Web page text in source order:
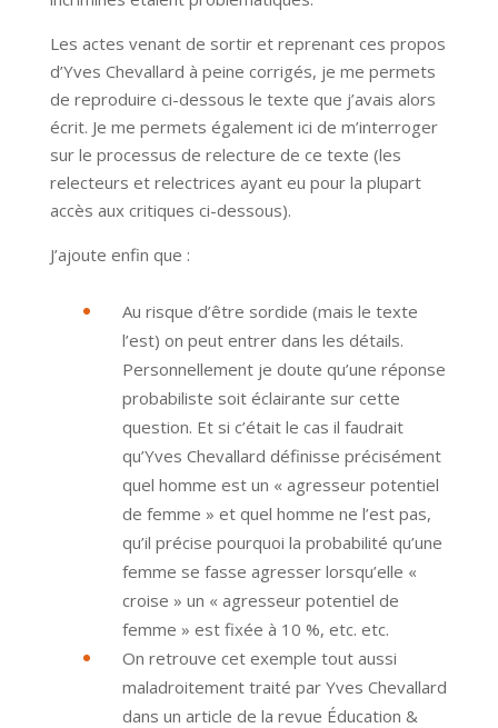
Les actes venant de sortir et reprenant ces propos
d’Yves Chevallard à peine corrigés, je me permets
de reproduire ci-dessous le texte que j’avais alors
écrit. Je me permets également ici de m’interroger
sur le processus de relecture de ce texte (les
relecteurs et relectrices ayant eu pour la plupart
accès aux critiques ci-dessous).
J’ajoute enfin que :
Au risque d’être sordide (mais le texte
l’est) on peut entrer dans les détails.
Personnellement je doute qu’une réponse
probabiliste soit éclairante sur cette
question. Et si c’était le cas il faudrait
qu’Yves Chevallard définisse précisément
quel homme est un « agresseur potentiel
de femme » et quel homme ne l’est pas,
qu’il précise pourquoi la probabilité qu’une
femme se fasse agresser lorsqu’elle «
croise » un « agresseur potentiel de
femme » est fixée à 10 %, etc. etc.
On retrouve cet exemple tout aussi
maladroitement traité par Yves Chevallard
dans un article de la revue Éducation &